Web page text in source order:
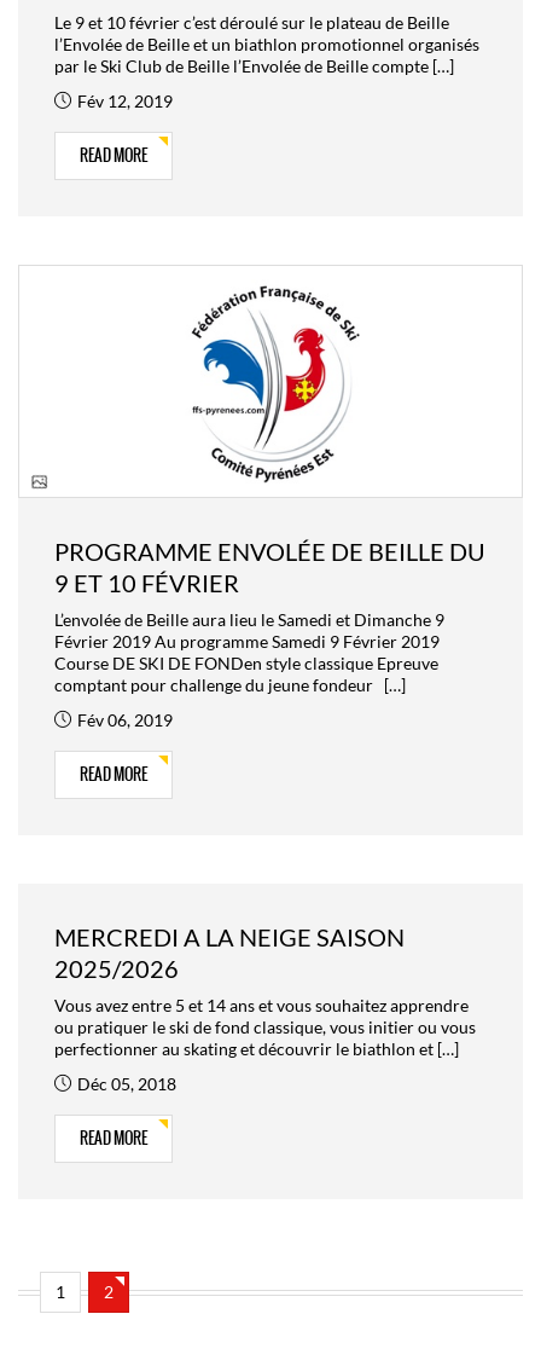
Le 9 et 10 février c’est déroulé sur le plateau de Beille
l’Envolée de Beille et un biathlon promotionnel organisés
par le Ski Club de Beille l’Envolée de Beille compte […]
Fév 12, 2019
READ MORE
PROGRAMME ENVOLÉE DE BEILLE DU
9 ET 10 FÉVRIER
L’envolée de Beille aura lieu le Samedi et Dimanche 9
Février 2019 Au programme Samedi 9 Février 2019
Course DE SKI DE FONDen style classique Epreuve
comptant pour challenge du jeune fondeur […]
Fév 06, 2019
READ MORE
MERCREDI A LA NEIGE SAISON
2025/2026
Vous avez entre 5 et 14 ans et vous souhaitez apprendre
ou pratiquer le ski de fond classique, vous initier ou vous
perfectionner au skating et découvrir le biathlon et […]
Déc 05, 2018
READ MORE
1 2